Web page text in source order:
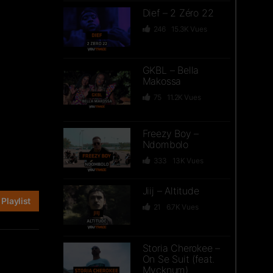
Playlist
Dief – 2 Zéro 22
246 15.3K Vues
GKBL – Bella
Makossa
75 11.2K Vues
Freezy Boy –
Ndombolo
333 13K Vues
Jiij – Altitude
21 6.7K Vues
Storia Cherokee –
On Se Suit (feat.
Mycknum)